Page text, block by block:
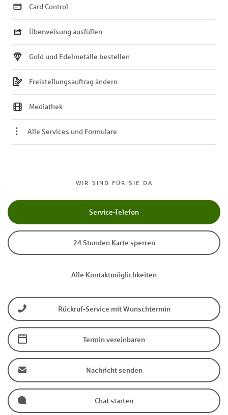
WIR SIND FÜR SIE DA
Service-Telefon
24 Stunden Karte sperren
Alle Kontaktmöglichkeiten
Rückruf-Service mit Wunschtermin
Termin vereinbaren
Nachricht senden
Chat starten
Card Control
Überweisung ausfüllen
Gold und Edelmetalle bestellen
Freistellungsauftrag ändern
Mediathek
Alle Services und Formulare